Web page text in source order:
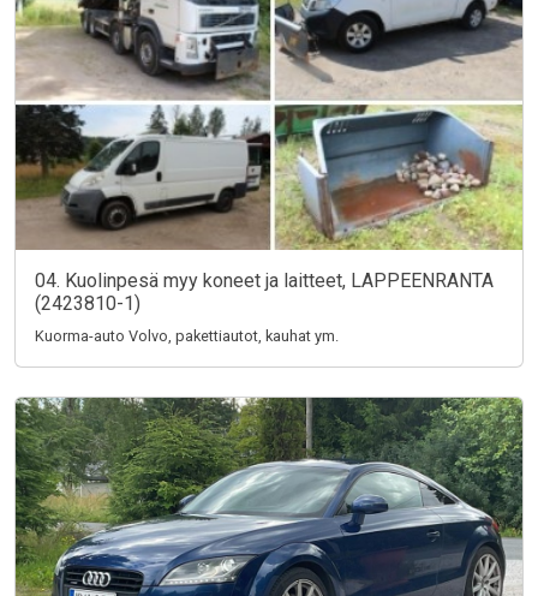
04. Kuolinpesä myy koneet ja laitteet, LAPPEENRANTA
(2423810-1)
Kuorma-auto Volvo, pakettiautot, kauhat ym.